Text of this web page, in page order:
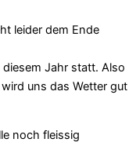
leider dem Ende
Jahr statt. Also
uns das Wetter gut
noch fleissig